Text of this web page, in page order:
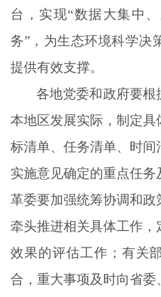
台，实现“数据大集中
务”，为生态环境科学决
提供有效支撑。
各地党委和政府要根
本地区发展实际，制定具
标清单、任务清单、时
实施意见确定的重点任
革委要加强统筹协调和
牵头推进相关具体工作
效果的评估工作；有关
合，重大事项及时向省委